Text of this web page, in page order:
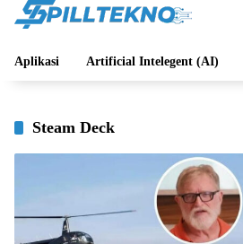
Aplikasi Artificial Intelegent (AI)
Steam Deck